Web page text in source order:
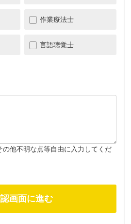
作業療法士
言語聴覚士
他不明な点等自由に入力してくだ